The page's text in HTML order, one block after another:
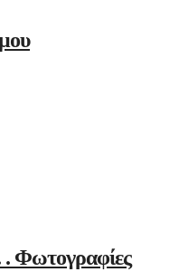
. . Φωτογραφίες